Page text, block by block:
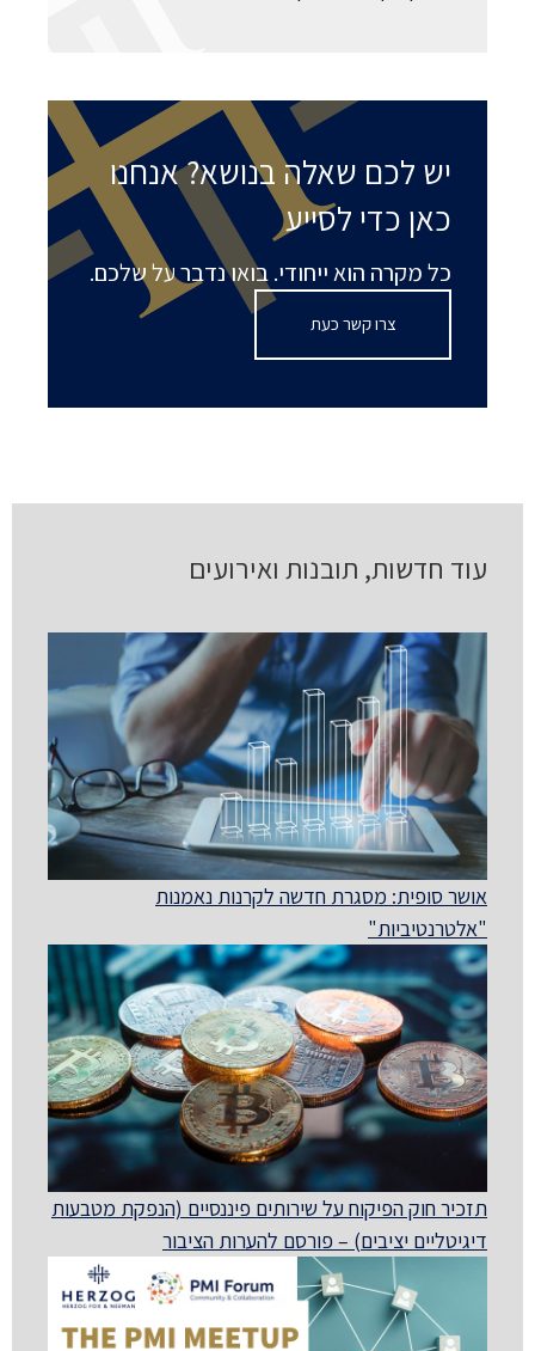
יש לכם שאלה בנושא? אנחנו
כאן כדי לסייע
כל מקרה הוא ייחודי. בואו נדבר על שלכם.
צרו קשר כעת
עוד חדשות, תובנות ואירועים
אושר סופית: מסגרת חדשה לקרנות נאמנות
"אלטרנטיביות"
תזכיר חוק הפיקוח על שירותים פיננסיים (הנפקת מטבעות
דיגיטליים יציבים) – פורסם להערות הציבור